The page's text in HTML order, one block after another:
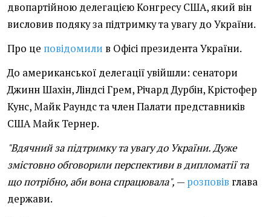
двопартійною делегацією Конгресу США, який він
висловив подяку за підтримку та увагу до України.
Про це повідомили в Офісі президента України.
До американської делегації увійшли: сенатори
Джинн Шахін, Ліндсі Грем, Річард Дурбін, Крістофер
Кунс, Майк Раундс та член Палати представників
США Майк Тернер.
"Вдячний за підтримку та увагу до України. Дуже
змістовно обговорили перспективи в дипломатії та
що потрібно, аби вона спрацювала", — розповів глава
держави.